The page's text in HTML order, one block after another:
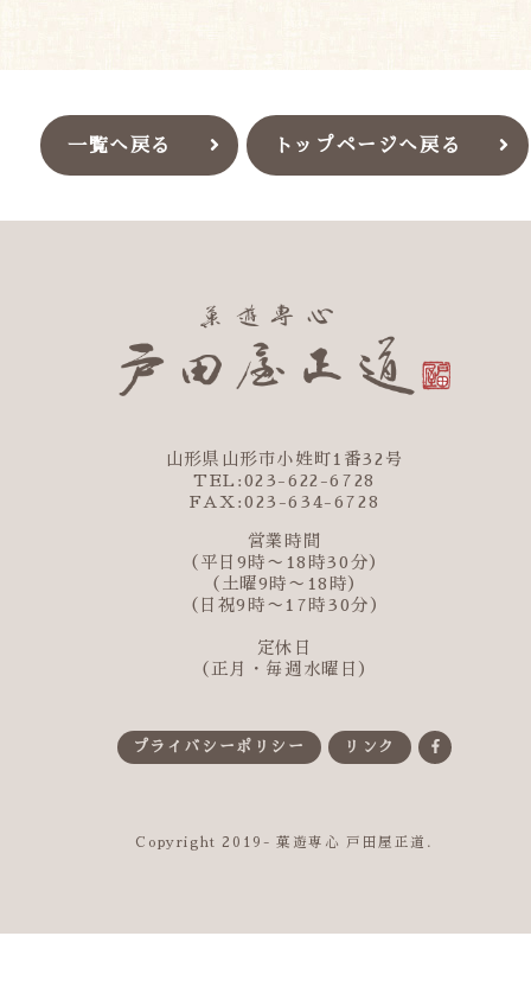
一覧へ戻る トップページへ戻る
山形県山形市小姓町1番32号
TEL:023-622-6728
FAX:023-634-6728
営業時間
（平日9時〜18時30分）
（土曜9時〜18時）
（日祝9時〜17時30分）
定休日
（正月・毎週水曜日）
プライバシーポリシー リンク
Copyright 2019- 菓遊専心 戸田屋正道.